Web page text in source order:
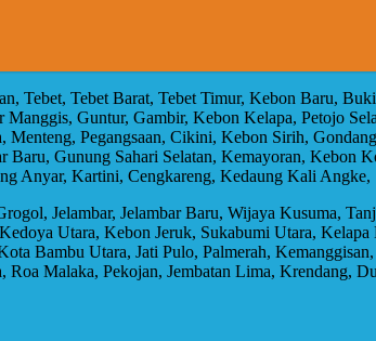
Tebet, Tebet Barat, Tebet Timur, Kebon Baru,
Guntur, Gambir, Kebon Kelapa, Petojo
Pegangsaan, Cikini, Kebon Sirih,
Gunung Sahari Selatan, Kemayoran, Kebon
Anyar, Kartini, Cengkareng, Kedaung Kali Angke,
Jelambar, Jelambar Baru, Wijaya Kusuma,
Utara, Kebon Jeruk, Sukabumi Utara, Kelapa
Bambu Utara, Jati Pulo, Palmerah,
Malaka, Pekojan, Jembatan Lima, Krendang,